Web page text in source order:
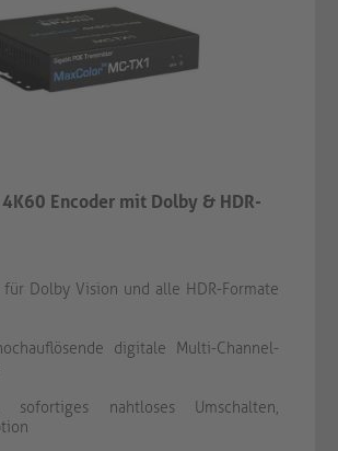
Encoder mit Dolby & HDR-
für Dolby Vision und alle HDR-Formate
digitale Multi-Channel-
nahtloses Umschalten,